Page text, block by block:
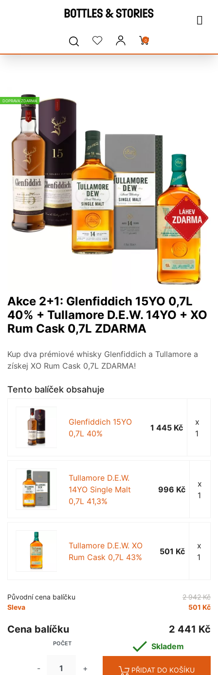
0
DOPRAVA ZDARMA
Akce 2+1: Glenfiddich 15YO 0,7L
40% + Tullamore D.E.W. 14YO + XO
Rum Cask 0,7L ZDARMA
Kup dva prémiové whisky Glenfiddich a Tullamore a
získej XO Rum Cask 0,7L ZDARMA!
Tento balíček obsahuje
Glenfiddich 15YO
0,7L 40%
1 445 Kč
x
1
Tullamore D.E.W.
14YO Single Malt
0,7L 41,3%
996 Kč
x
1
Tullamore D.E.W. XO
Rum Cask 0,7L 43%
501 Kč
x
1
Původní cena balíčku
2 942 Kč
Sleva
501 Kč
Cena balíčku 2 441 Kč
POČET
- +
 Skladem
PŘIDAT DO KOŠÍKU